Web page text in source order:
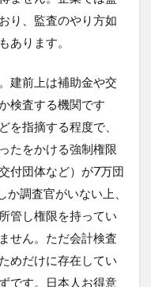
り、監査のやり方如
あります。
建前上は補助金や交
検査する機関です
を指摘する程度で、
たをかける強制権限
付団体など）が7万団
調査官がいない上、
管し権限を持ってい
せん。ただ会計検査
めだけに存在してい
です。日本人お得意